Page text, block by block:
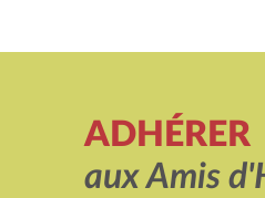
ADHÉRER
aux Amis